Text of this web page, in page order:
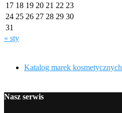
17 18 19 20 21 22 23
24 25 26 27 28 29 30
31
« sty
Katalog marek kosmetycznych
Nasz serwis